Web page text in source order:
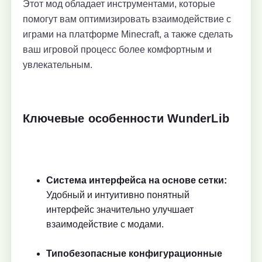
Этот мод обладает инструментами, которые
помогут вам оптимизировать взаимодействие с
играми на платформе Minecraft, а также сделать
ваш игровой процесс более комфортным и
увлекательным.
Ключевые особенности WunderLib
Система интерфейса на основе сетки:
Удобный и интуитивно понятный
интерфейс значительно улучшает
взаимодействие с модами.
Типобезопасные конфигурационные